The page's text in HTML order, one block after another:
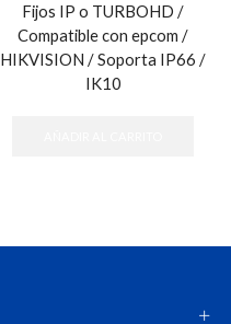
Fijos IP o TURBOHD /
Compatible con epcom /
HIKVISION / Soporta IP66 /
IK10